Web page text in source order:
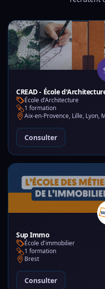
CREAD - École
École d'Architecture
1 formation
Aix-en-Provence, Lille, Lyon,
Consulter
Sup Immo
École d'immobilier
1 formation
Brest
Consulter